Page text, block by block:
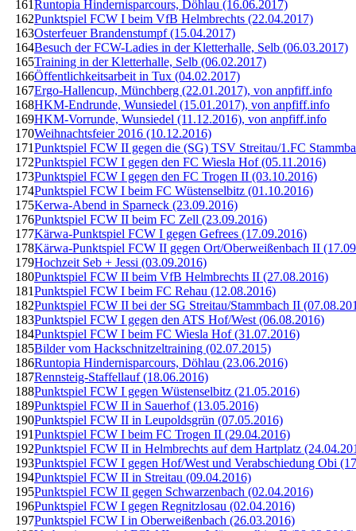
161Runtopia Hindernisparcours, Döhlau (16.06.2017)
162Punktspiel FCW I beim VfB Helmbrechts (22.04.2017)
163Osterfeuer Brandenstumpf (15.04.2017)
164Besuch der FCW-Ladies in der Kletterhalle, Selb (06.03.2017)
165Training in der Kletterhalle, Selb (06.02.2017)
166Öffentlichkeitsarbeit in Tux (04.02.2017)
167Ergo-Hallencup, Münchberg (22.01.2017), von anpfiff.info
168HKM-Endrunde, Wunsiedel (15.01.2017), von anpfiff.info
169HKM-Vorrunde, Wunsiedel (11.12.2016), von anpfiff.info
170Weihnachtsfeier 2016 (10.12.2016)
171Punktspiel FCW II gegen die (SG) TSV Streitau/1.FC
172Punktspiel FCW I gegen den FC Wiesla Hof (05.11.2016)
173Punktspiel FCW I gegen den FC Trogen II (03.10.2016)
174Punktspiel FCW I beim FC Wüstenselbitz (01.10.2016)
175Kerwa-Abend in Sparneck (23.09.2016)
176Punktspiel FCW II beim FC Zell (23.09.2016)
177Kärwa-Punktspiel FCW I gegen Gefrees (17.09.2016)
178Kärwa-Punktspiel FCW II gegen Ort/Oberweißenbach II
179Hochzeit Seb + Jessi (03.09.2016)
180Punktspiel FCW II beim VfB Helmbrechts II (27.08.2016)
181Punktspiel FCW I beim FC Rehau (12.08.2016)
182Punktspiel FCW II bei der SG Streitau/Stammbach II
183Punktspiel FCW I gegen den ATS Hof/West (06.08.2016)
184Punktspiel FCW I beim FC Wiesla Hof (31.07.2016)
185Bilder vom Hackschnitzeltraining (02.07.2015)
186Runtopia Hindernisparcours, Döhlau (23.06.2016)
187Rennsteig-Staffellauf (18.06.2016)
188Punktspiel FCW I gegen Wüstenselbitz (21.05.2016)
189Punktspiel FCW II in Sauerhof (13.05.2016)
190Punktspiel FCW II in Leupoldsgrün (07.05.2016)
191Punktspiel FCW I beim FC Trogen II (29.04.2016)
192Punktspiel FCW II in Helmbrechts auf dem Hartplatz
193Punktspiel FCW I gegen Hof/West und Verabschiedung Obi
194Punktspiel FCW II in Streitau (09.04.2016)
195Punktspiel FCW II gegen Schwarzenbach (02.04.2016)
196Punktspiel FCW I gegen Regnitzlosau (02.04.2016)
197Punktspiel FCW I in Oberweißenbach (26.03.2016)